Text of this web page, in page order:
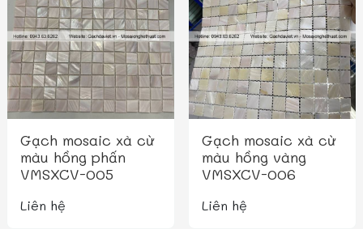
Gạch mosaic xà cừ
màu hồng phấn
VMSXCV-005
Liên hệ
Gạch mosaic xà cừ
màu hồng vàng
VMSXCV-006
Liên hệ